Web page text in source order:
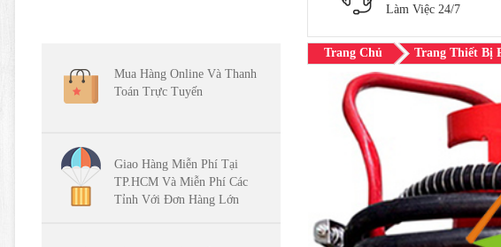
Làm Việc 24/7
Mua Hàng Online Và Thanh
Toán Trực Tuyến
Giao Hàng Miễn Phí Tại
TP.HCM Và Miễn Phí Các
Tỉnh Với Đơn Hàng Lớn
Trang Chủ Trang Thiết Bị